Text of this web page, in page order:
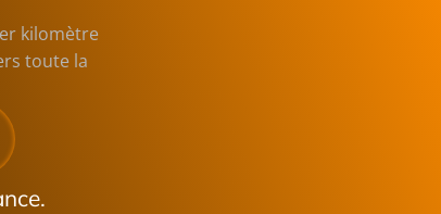
kilomètre
toute la